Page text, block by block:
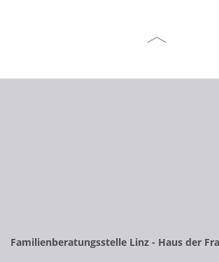
Familienberatungsstelle Linz - Haus der